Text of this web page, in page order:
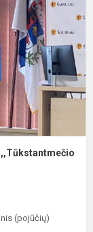
(pojūčių)